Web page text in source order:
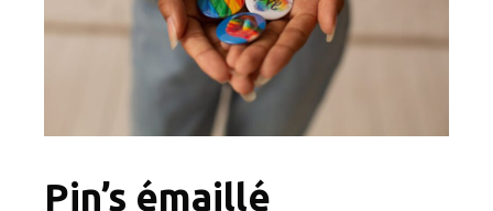
Pin’s émaillé